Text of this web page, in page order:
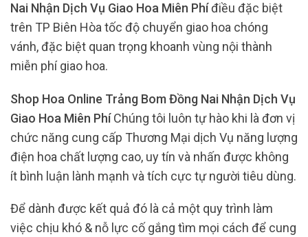
Nai Nhận Dịch Vụ Giao Hoa Miên Phíđiều đặc biệt
trên TP Biên Hòa tốc độ chuyển giao hoa chóng
vánh, đặc biệt quan trọng khoanh vùng nội thành
miễn phí giao hoa.
Shop Hoa Online Trảng Bom Đồng Nai Nhận Dịch Vụ
Giao Hoa Miên PhíChúng tôi luôn tự hào khi là đơn vị
chức năng cung cấp Thương Mại dịch Vụ năng lượng
điện hoa chất lượng cao, uy tín và nhấn được không
ít bình luận lành mạnh và tích cực tự người tiêu dùng.
Để dành được kết quả đó là cả một quy trình làm
việc chịu khó & nỗ lực cố gắng tìm mọi cách để cung